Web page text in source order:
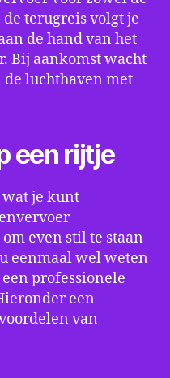
terugreis volgt je
de hand van het
Bij aankomst wacht
luchthaven met
een rijtje
je kunt
even stil te staan
eenmaal wel weten
professionele
een
van